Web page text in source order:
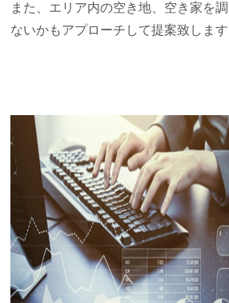
また、エリア内の空き地、空き家を
ないかもアプローチして提案致します